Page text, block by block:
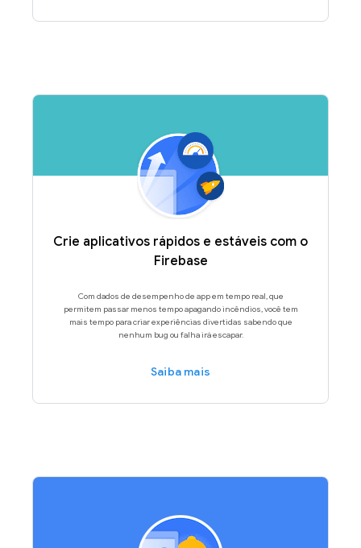
Crie aplicativos rápidos e estáveis com o
Firebase
Com dados de desempenho de app em tempo real, que
permitem passar menos tempo apagando incêndios, você tem
mais tempo para criar experiências divertidas sabendo que
nenhum bug ou falha irá escapar.
Saiba mais